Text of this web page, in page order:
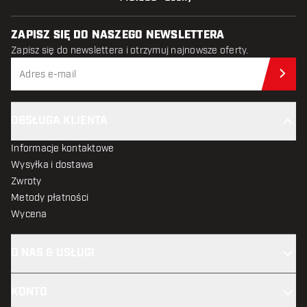
ZAPISZ SIĘ DO NASZEGO NEWSLETTERA
Zapisz się do newslettera i otrzymuj najnowsze oferty.
Informacje kontaktowe
Wysyłka i dostawa
Zwroty
Metody płatności
Wycena